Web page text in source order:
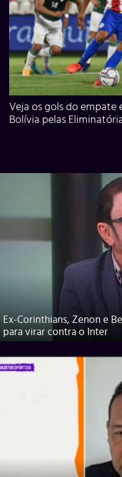
Veja os gols do empate
Bolívia pelas
Ex-Corinthians, Zenon e
para virar contra o Inter